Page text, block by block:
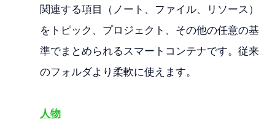
関連する項目（ノート、ファイル、リソース）
をトピック、プロジェクト、その他の任意の基
準でまとめられるスマートコンテナです。従来
のフォルダより柔軟に使えます。
人物